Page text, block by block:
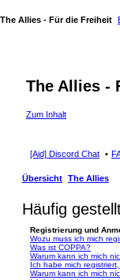
The Allies - Für die Freiheit
The Allies -
Zum Inhalt
[Aid] Discord Chat
Übersicht The Allies
Häufig
Registrierung und
Wozu muss ich mich
Was ist COPPA?
Warum kann ich mich
Ich habe mich
Warum kann ich mich